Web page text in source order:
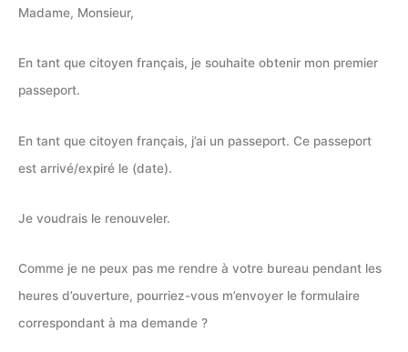
Madame, Monsieur,
En tant que citoyen français, je souhaite obtenir mon premier
passeport.
En tant que citoyen français, j’ai un passeport. Ce passeport
est arrivé/expiré le (date).
Je voudrais le renouveler.
Comme je ne peux pas me rendre à votre bureau pendant les
heures d’ouverture, pourriez-vous m’envoyer le formulaire
correspondant à ma demande ?